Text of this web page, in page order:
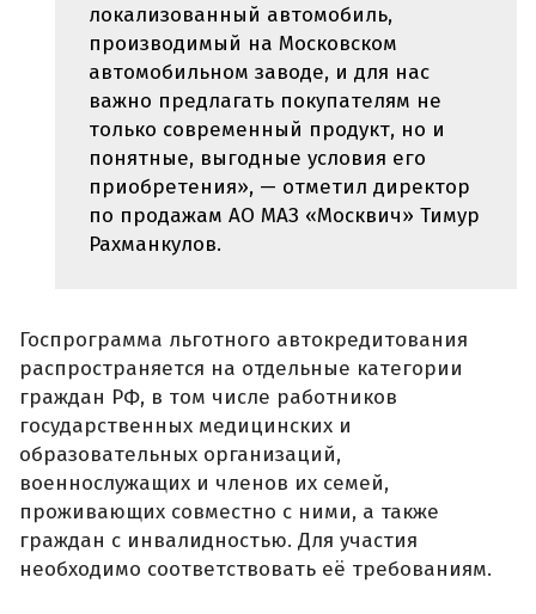
локализованный автомобиль,
производимый на Московском
автомобильном заводе, и для нас
важно предлагать покупателям не
только современный продукт, но и
понятные, выгодные условия его
приобретения», — отметил директор
по продажам АО МАЗ «Москвич» Тимур
Рахманкулов.
Госпрограмма льготного автокредитования
распространяется на отдельные категории
граждан РФ, в том числе работников
государственных медицинских и
образовательных организаций,
военнослужащих и членов их семей,
проживающих совместно с ними, а также
граждан с инвалидностью. Для участия
необходимо соответствовать её требованиям.